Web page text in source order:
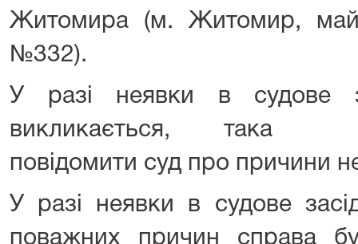
Житомира (м. Житомир,
№332).
У разі неявки в судове
викликається, така
повідомити суд про причини
У разі неявки в судове
поважних причин справа